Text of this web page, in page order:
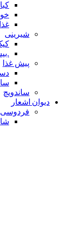
شیرینی
پیش غذا
ساندویچ
دیوان اشعار
فردوسی